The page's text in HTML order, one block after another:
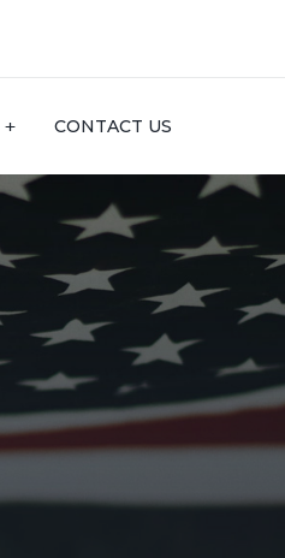
CONTACT US